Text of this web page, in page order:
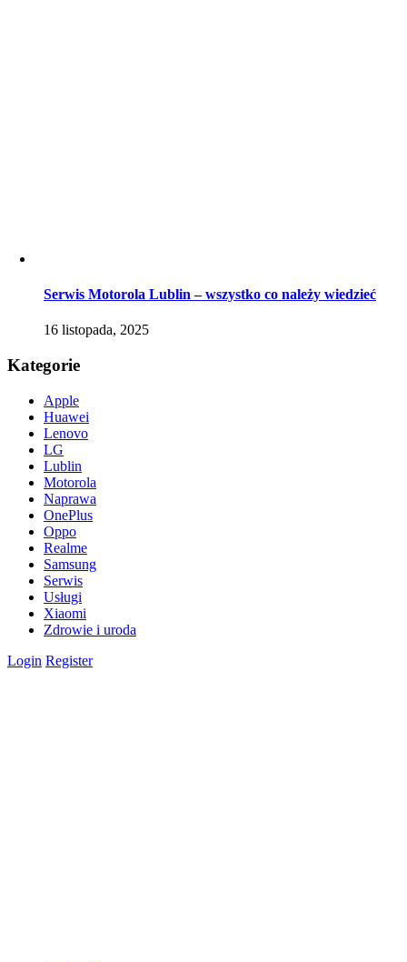
Serwis Motorola Lublin – wszystko co należy wiedzieć
16 listopada, 2025
Kategorie
Apple
Huawei
Lenovo
LG
Lublin
Motorola
Naprawa
OnePlus
Oppo
Realme
Samsung
Serwis
Usługi
Xiaomi
Zdrowie i uroda
Login Register